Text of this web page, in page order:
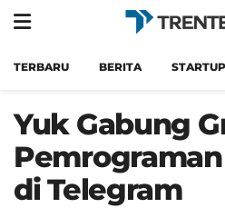
TERBARU BERITA STARTUP
Yuk Gabung
di Telegram